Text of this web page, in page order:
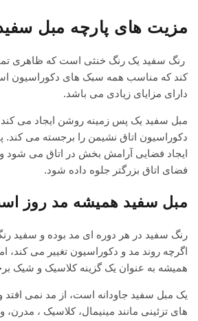
مزیت های پارچه مبل
رنگ سفید یک رنگ خنثی است که ظاهری
کند که مناسب همه سبک های دکوراسیون
دارای مزایای زیادی می باشد.
مبل سفید یک پس زمینه روشن ایجاد می کند
دکوراسیون اتاق نشیمن را برجسته می کند.
ایجاد فضایی آرامش بخش در اتاق می شود
فضای اتاق بزرگتر جلوه داده شود.
مبل سفید همیشه مد روز
رنگ سفید در هر دوره ای مد بوده و سفید
اگرچه روند مد و دکوراسیون تغییر می کند،
همیشه به عنوان یک گزینه کلاسیک و شیک
یک مبل سفید جاودانه است، از مد نمی افتد
های تزئینی مانند مینیمال، کلاسیک ، مدرن،